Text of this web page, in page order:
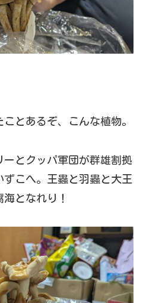
とあるぞ、こんな植物。
とクッパ軍団が群雄割拠
ずこへ。王蟲と羽蟲と大王
となれり！